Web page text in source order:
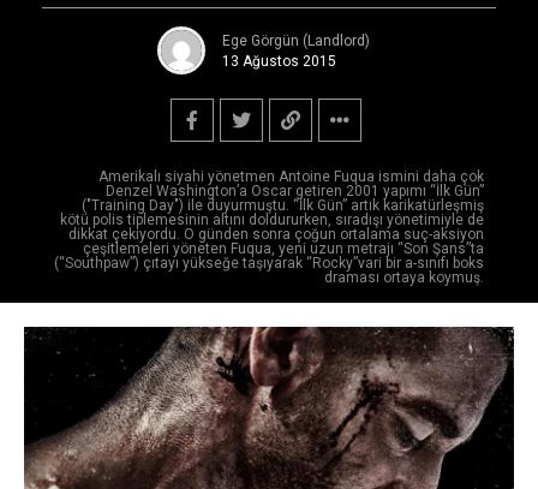
Amerikalı siyahi yönetmen Antoine Fuqua ismini daha çok
Denzel Washington’a Oscar getiren 2001 yapımı “İlk Gün”
("Training Day") ile duyurmuştu. “İlk Gün” artık karikatürleşmiş
kötü polis tiplemesinin altını doldururken, sıradışı yönetimiyle de
dikkat çekiyordu. O günden sonra çoğun ortalama suç-aksiyon
çeşitlemeleri yöneten Fuqua, yeni uzun metrajı “Son Şans”ta
(“Southpaw”) çıtayı yükseğe taşıyarak “Rocky”vari bir a-sınıfı boks
draması ortaya koymuş.
Ege Görgün (Landlord)
13 Ağustos 2015